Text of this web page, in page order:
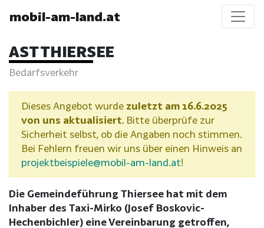
mobil-am-land.at
AST THIERSEE
Bedarfsverkehr
Dieses Angebot wurde zuletzt am 16.6.2025
von uns aktualisiert. Bitte überprüfe zur
Sicherheit selbst, ob die Angaben noch stimmen.
Bei Fehlern freuen wir uns über einen Hinweis an
projektbeispiele@mobil-am-land.at!
Die Gemeindeführung Thiersee hat mit dem
Inhaber des Taxi-Mirko (Josef Boskovic-
Hechenbichler) eine Vereinbarung getroffen,